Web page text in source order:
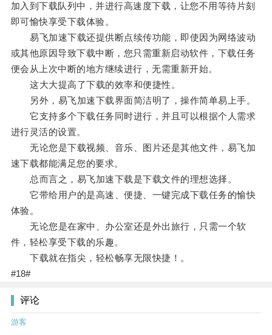
加入到下载队列中，并进行高速度下载，让您不用等待片刻
即可愉快享受下载体验。
易飞加速下载还提供断点续传功能，即使因为网络波动
或其他原因导致下载中断，您只需重新启动软件，下载任务
便会从上次中断的地方继续进行，无需重新开始。
这大大提高了下载的效率和便捷性。
另外，易飞加速下载界面简洁明了，操作简单易上手。
它支持多个下载任务同时进行，并且可以根据个人需求
进行灵活的设置。
无论您是下载视频、音乐、图片还是其他文件，易飞加
速下载都能满足您的要求。
总而言之，易飞加速下载是下载文件的理想选择。
它带给用户的是高速、便捷、一键完成下载任务的愉快
体验。
无论您是在家中、办公室还是外出旅行，只需一个软
件，轻松享受下载的乐趣。
下载就在指尖，轻松畅享无限快捷！。
#18#
评论
游客